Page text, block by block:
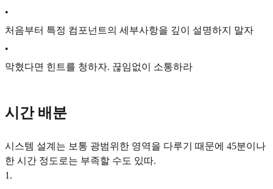
•
처음부터 특정 컴포넌트의 세부사항을 깊이 설명하지 말자
•
막혔다면 힌트를 청하자. 끊임없이 소통하라
시간 배분
시스템 설계는 보통 광범위한 영역을 다루기 때문에 45분이나
한 시간 정도로는 부족할 수도 있따.
1 .